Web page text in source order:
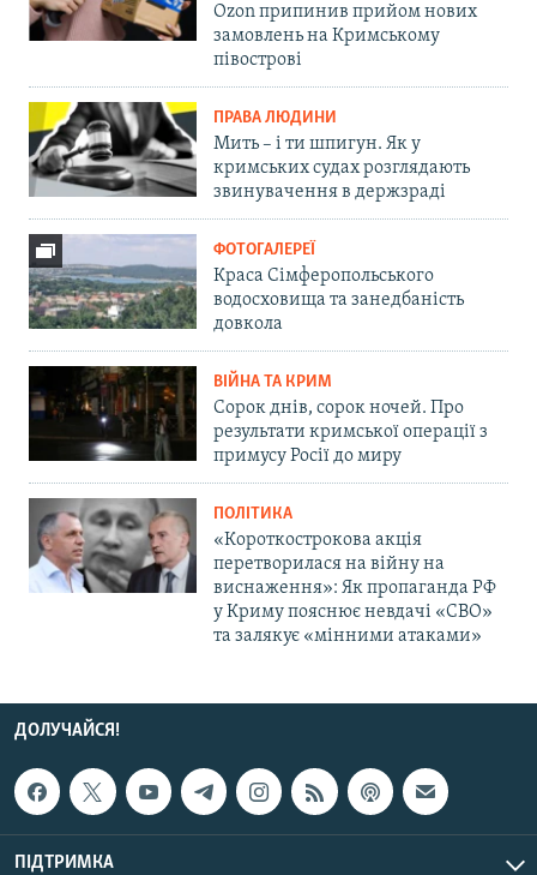
Ozon припинив прийом нових
замовлень на Кримському
півострові
ПРАВА ЛЮДИНИ
Мить – і ти шпигун. Як у
кримських судах розглядають
звинувачення в держзраді
ФОТОГАЛЕРЕЇ
Краса Сімферопольського
водосховища та занедбаність
довкола
ВІЙНА ТА КРИМ
Сорок днів, сорок ночей. Про
результати кримської операції з
примусу Росії до миру
ПОЛІТИКА
«Короткострокова акція
перетворилася на війну на
виснаження»: Як пропаганда РФ
у Криму пояснює невдачі «СВО»
та залякує «мінними атаками»
ДОЛУЧАЙСЯ!
ПІДТРИМКА